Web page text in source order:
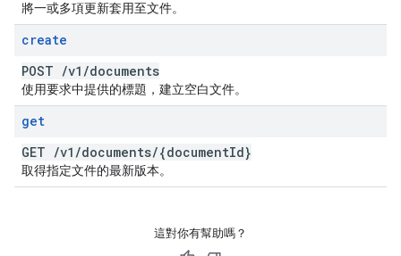
將一或多項更新套用至文件。
create
POST /v1 /documents
使用要求中提供的標題，建立空白文件。
get
GET /v1 /documents/{documentId}
取得指定文件的最新版本。
這對你有幫助嗎？